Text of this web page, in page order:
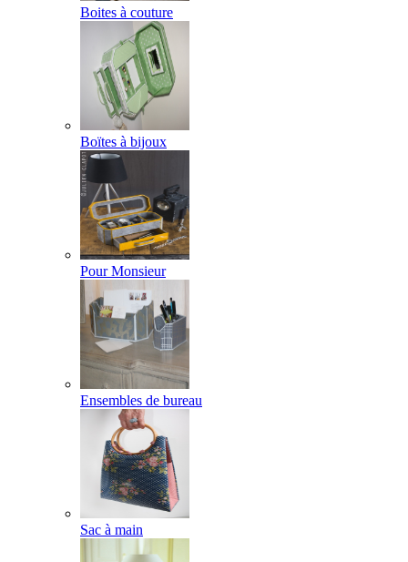
Boites à couture
Boïtes à bijoux
Pour Monsieur
Ensembles de bureau
Sac à main